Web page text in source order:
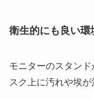
衛生的にも良い環
モニターのスタン
スク上に汚れや埃が